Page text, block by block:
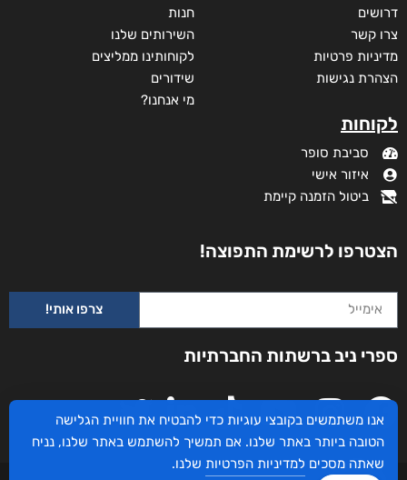
דרושים
צרו קשר
מדיניות פרטיות
הצהרת נגישות
לקוחות
סביבת סופר
איזור אישי
ביטול הזמנה קיימת
חנות
השירותים שלנו
לקוחותינו ממליצים
שידורים
מי אנחנו?
הצטרפו לרשימת התפוצה!
צרפו אותי!
ספרי ניב ברשתות החברתיות
אנו משתמשים בקובצי עוגיות כדי להבטיח את חוויית הגלישה
הטובה ביותר באתר שלנו. אם תמשיך להשתמש באתר שלנו, נניח
שאתה מסכים למדיניות הפרטיות שלנו.